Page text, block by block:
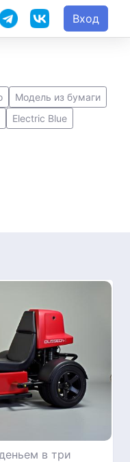
Вход
Модель из бумаги
Electric Blue
в три